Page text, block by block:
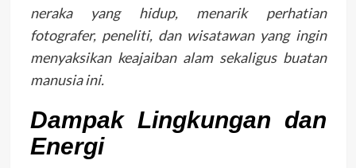
neraka yang hidup, menarik perhatian
fotografer, peneliti, dan wisatawan yang ingin
menyaksikan keajaiban alam sekaligus buatan
manusia ini.
Dampak Lingkungan dan
Energi